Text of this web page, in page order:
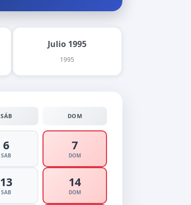
Julio 1995
1995
SÁB DOM
6
SAB
7
DOM
13
SAB
14
DOM